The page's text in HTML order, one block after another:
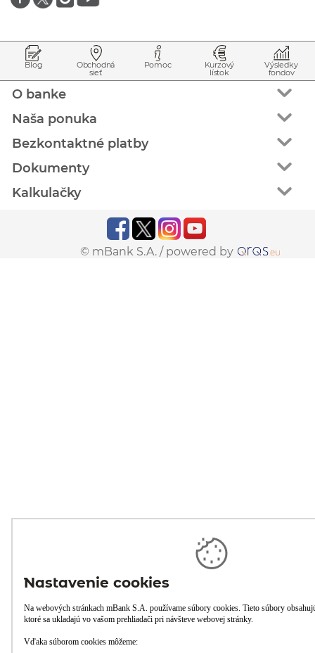
Blog Obchodná
sieť
Pomoc Kurzový
lístok
Výsledky
fondov
O banke
Naša ponuka
Bezkontaktné platby
Dokumenty
Kalkulačky
© mBank S.A. / powered by